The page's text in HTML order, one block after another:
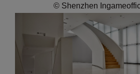
© Shenzhen